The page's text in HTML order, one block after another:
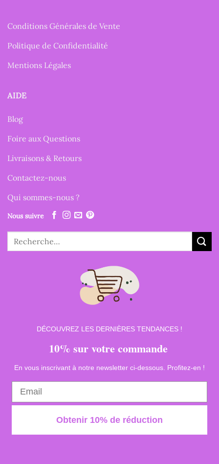
Conditions Générales de Vente
Politique de Confidentialité
Mentions Légales
AIDE
Blog
Foire aux Questions
Livraisons & Retours
Contactez-nous
Qui sommes-nous ?
Nous suivre
Recherche
pour :
DÉCOUVREZ LES DERNIÈRES TENDANCES !
10% sur votre commande
En vous inscrivant à notre newsletter ci-dessous. Profitez-en !
Obtenir 10% de réduction